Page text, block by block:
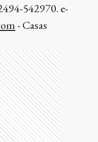
542970. e-
- Casas